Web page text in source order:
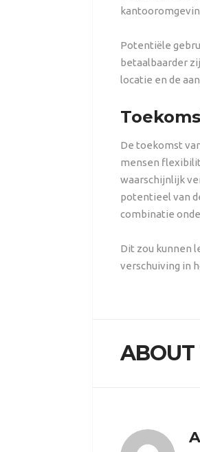
Potentiële
betaalbaarder
locatie en de
De toekomst
mensen
waarschijnlijk
potentieel van
combinatie
Dit zou kunnen
verschuiving in
ABOUT